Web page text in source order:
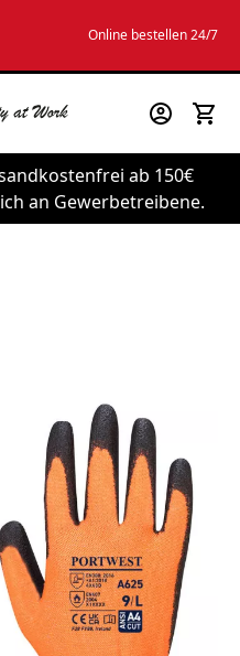
Online bestellen 24/7
ab 150€
an Gewerbetreibene.